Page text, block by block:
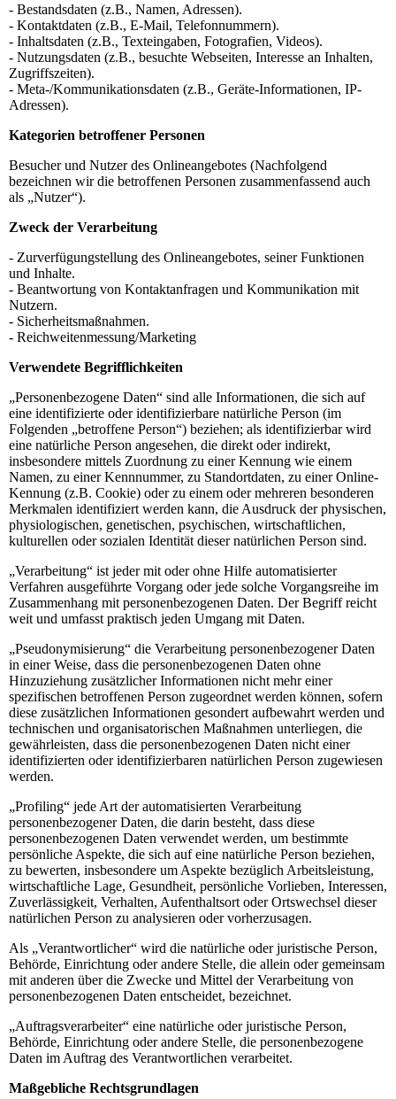
- Bestandsdaten (z.B., Namen, Adressen).
- Kontaktdaten (z.B., E-Mail, Telefonnummern).
- Inhaltsdaten (z.B., Texteingaben, Fotografien, Videos).
- Nutzungsdaten (z.B., besuchte Webseiten, Interesse an Inhalten,
Zugriffszeiten).
- Meta-/Kommunikationsdaten (z.B., Geräte-Informationen, IP-
Adressen).
Kategorien betroffener Personen
Besucher und Nutzer des Onlineangebotes (Nachfolgend
bezeichnen wir die betroffenen Personen zusammenfassend auch
als „Nutzer“).
Zweck der Verarbeitung
- Zurverfügungstellung des Onlineangebotes, seiner Funktionen
und Inhalte.
- Beantwortung von Kontaktanfragen und Kommunikation mit
Nutzern.
- Sicherheitsmaßnahmen.
- Reichweitenmessung/Marketing
Verwendete Begrifflichkeiten
„Personenbezogene Daten“ sind alle Informationen, die sich auf
eine identifizierte oder identifizierbare natürliche Person (im
Folgenden „betroffene Person“) beziehen; als identifizierbar wird
eine natürliche Person angesehen, die direkt oder indirekt,
insbesondere mittels Zuordnung zu einer Kennung wie einem
Namen, zu einer Kennnummer, zu Standortdaten, zu einer Online-
Kennung (z.B. Cookie) oder zu einem oder mehreren besonderen
Merkmalen identifiziert werden kann, die Ausdruck der physischen,
physiologischen, genetischen, psychischen, wirtschaftlichen,
kulturellen oder sozialen Identität dieser natürlichen Person sind.
„Verarbeitung“ ist jeder mit oder ohne Hilfe automatisierter
Verfahren ausgeführte Vorgang oder jede solche Vorgangsreihe im
Zusammenhang mit personenbezogenen Daten. Der Begriff reicht
weit und umfasst praktisch jeden Umgang mit Daten.
„Pseudonymisierung“ die Verarbeitung personenbezogener Daten
in einer Weise, dass die personenbezogenen Daten ohne
Hinzuziehung zusätzlicher Informationen nicht mehr einer
spezifischen betroffenen Person zugeordnet werden können, sofern
diese zusätzlichen Informationen gesondert aufbewahrt werden und
technischen und organisatorischen Maßnahmen unterliegen, die
gewährleisten, dass die personenbezogenen Daten nicht einer
identifizierten oder identifizierbaren natürlichen Person zugewiesen
werden.
„Profiling“ jede Art der automatisierten Verarbeitung
personenbezogener Daten, die darin besteht, dass diese
personenbezogenen Daten verwendet werden, um bestimmte
persönliche Aspekte, die sich auf eine natürliche Person beziehen,
zu bewerten, insbesondere um Aspekte bezüglich Arbeitsleistung,
wirtschaftliche Lage, Gesundheit, persönliche Vorlieben, Interessen,
Zuverlässigkeit, Verhalten, Aufenthaltsort oder Ortswechsel dieser
natürlichen Person zu analysieren oder vorherzusagen.
Als „Verantwortlicher“ wird die natürliche oder juristische Person,
Behörde, Einrichtung oder andere Stelle, die allein oder gemeinsam
mit anderen über die Zwecke und Mittel der Verarbeitung von
personenbezogenen Daten entscheidet, bezeichnet.
„Auftragsverarbeiter“ eine natürliche oder juristische Person,
Behörde, Einrichtung oder andere Stelle, die personenbezogene
Daten im Auftrag des Verantwortlichen verarbeitet.
Maßgebliche Rechtsgrundlagen